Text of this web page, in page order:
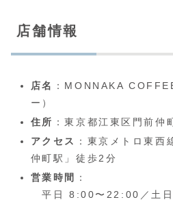
店舗情報
店名
：MONNAKA
ー）
住所 ：東京都江東区門前仲
アクセス
：東京メトロ東西
仲町駅」徒歩2分
営業時間
：
平日 8:00〜22:00／土